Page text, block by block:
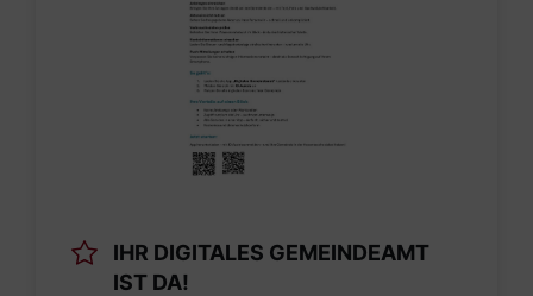
IHR DIGITALES GEMEINDEAMT
IST DA!